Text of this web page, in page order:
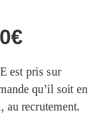
est pris sur
qu’il soit en
au recrutement.